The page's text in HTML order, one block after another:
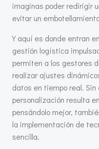
imaginas poder redirigir
evitar un
Y aquí es donde entran
gestión logística
permiten a los gestores
realizar ajustes
datos en tiempo real.
personalización resulta
pensándolo mejor,
la implementación de
sencilla.